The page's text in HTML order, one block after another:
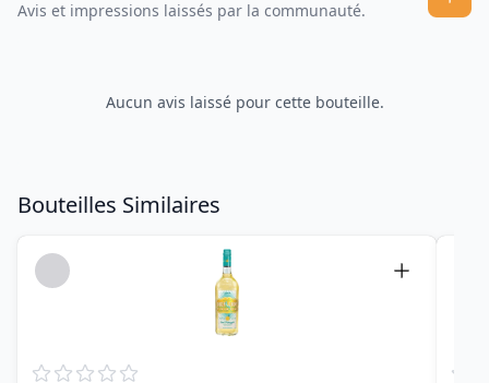
Avis et impressions laissés par la communauté.
Aucun avis laissé pour cette bouteille.
Bouteilles Similaires